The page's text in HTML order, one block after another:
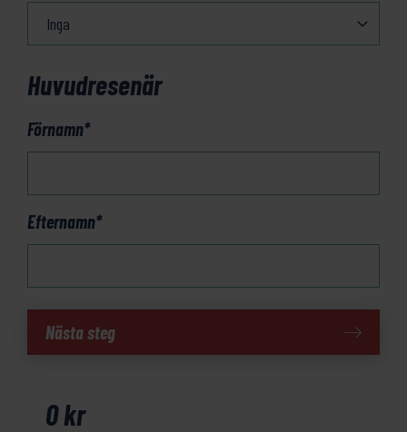
Huvudresenär
Förnamn*
Efternamn*
Costa
Brava
Nästa steg
0kr